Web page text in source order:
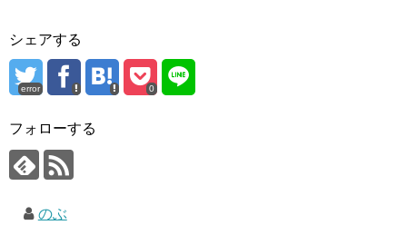
シェアする
error 0
フォローする
のぶ